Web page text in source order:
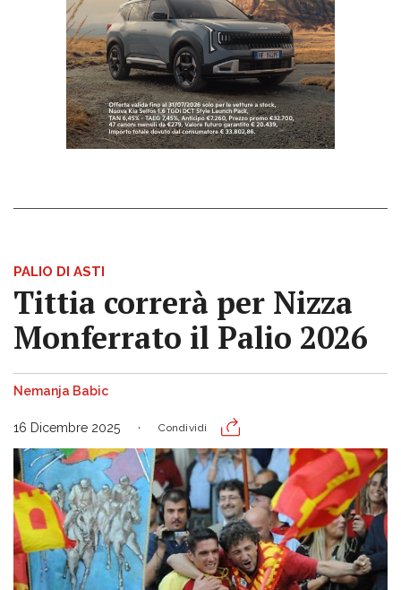
PALIO DI ASTI
Tittia correrà per Nizza
Monferrato il Palio 2026
Nemanja Babic
16 Dicembre 2025 Condividi